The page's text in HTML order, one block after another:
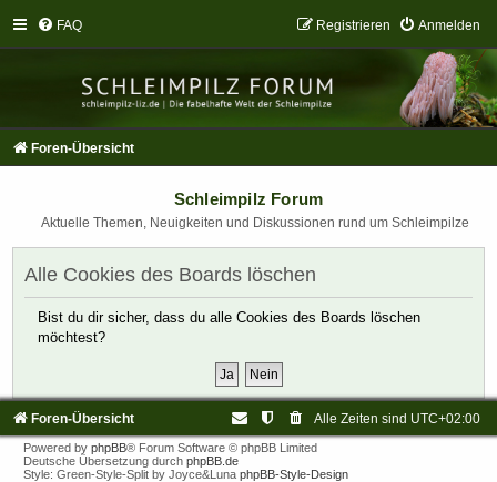
FAQ Anmelden
Registrieren
Foren-Übersicht
Schleimpilz Forum
Aktuelle Themen, Neuigkeiten und Diskussionen rund um Schleimpilze
Alle Cookies des Boards löschen
Bist du dir sicher, dass du alle Cookies des Boards löschen
möchtest?
Foren-Übersicht Alle Zeiten sind UTC+02:00
Powered by phpBB® Forum Software © phpBB Limited
Deutsche Übersetzung durch phpBB.de
Style: Green-Style-Split by Joyce&Luna phpBB-Style-Design